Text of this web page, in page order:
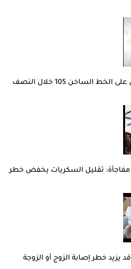
الصحة: ارتفاع الإقبال على الخط الساخن 105 خلال النصف
تقليل السكريات يخفض خطر
يزيد خطر إصابة الزوج أو الزوجة